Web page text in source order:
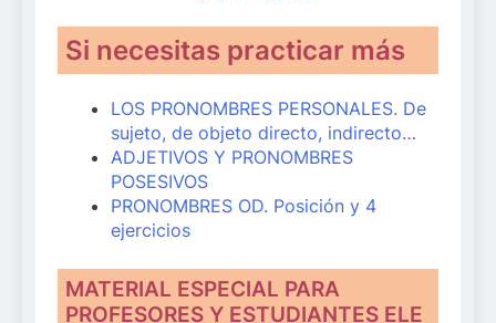
Si necesitas practicar más
LOS PRONOMBRES PERSONALES. De
sujeto, de objeto directo, indirecto…
ADJETIVOS Y PRONOMBRES
POSESIVOS
PRONOMBRES OD. Posición y 4
ejercicios
MATERIAL ESPECIAL PARA
PROFESORES Y ESTUDIANTES ELE